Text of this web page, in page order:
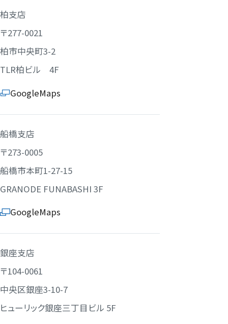
柏支店
〒277-0021
柏市中央町3-2
TLR柏ビル 4F
GoogleMaps
船橋支店
〒273-0005
船橋市本町1-27-15
GRANODE FUNABASHI 3F
GoogleMaps
銀座支店
〒104-0061
中央区銀座3-10-7
ヒューリック銀座三丁目ビル 5F